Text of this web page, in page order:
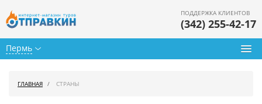
Пермь
ПОДДЕРЖКА КЛИЕНТОВ
(342) 255-42-17
ГЛАВНАЯ СТРАНЫ